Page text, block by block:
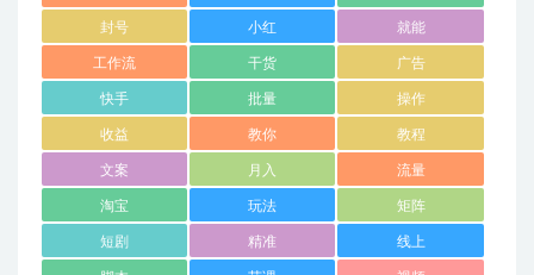
封号 小红 就能
工作流 干货 广告
快手 批量 操作
收益 教你 教程
文案 月入 流量
淘宝 玩法 矩阵
短剧 精准 线上